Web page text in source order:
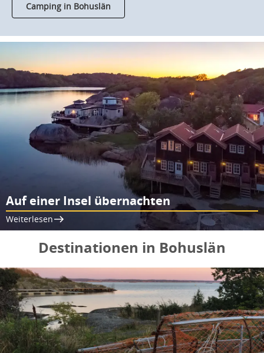
Camping in Bohuslän
Auf einer Insel übernachten
Weiterlesen
Destinationen in Bohuslän